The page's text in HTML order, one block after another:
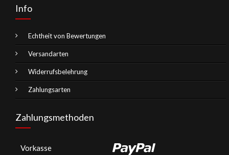
Info
Echtheit von Bewertungen
Versandarten
Widerrufsbelehrung
Zahlungsarten
Zahlungsmethoden
Vorkasse